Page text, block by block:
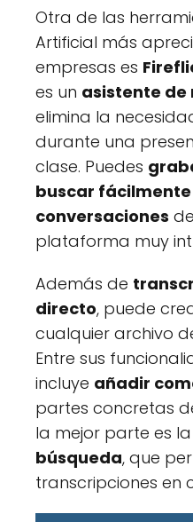
Otra de las
Artificial más
empresas es
es un asistente de
elimina la
durante una
clase. Puedes
buscar fácilmente
conversaciones
plataforma muy
Además de
directo, puede
cualquier archivo
Entre sus
incluye añadir
partes concretas
la mejor parte es la
búsqueda, que
transcripciones en